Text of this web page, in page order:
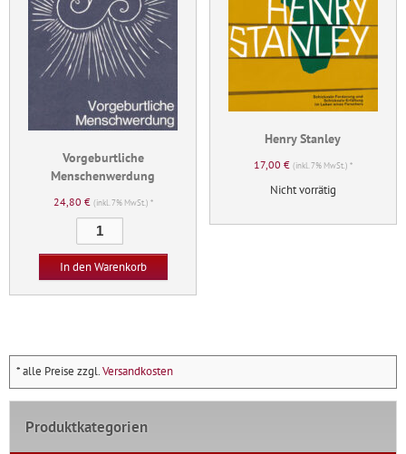
Vorgeburtliche
Menschenwerdung
24,80 € (inkl. 7% MwSt.) *
Menschenwerdung
Menge
In den Warenkorb
Henry Stanley
17,00 € (inkl. 7% MwSt.) *
Nicht vorrätig
* alle Preise zzgl.Versandkosten
Produktkategorien